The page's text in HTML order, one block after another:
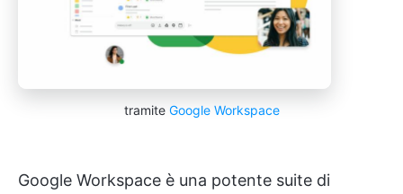
tramite Google Workspace
Google Workspace è una potente suite di